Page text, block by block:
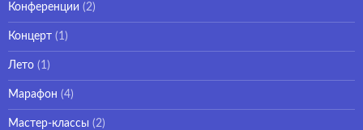
Конференции (2)
Концерт (1)
Лето (1)
Марафон (4)
Мастер-классы (2)